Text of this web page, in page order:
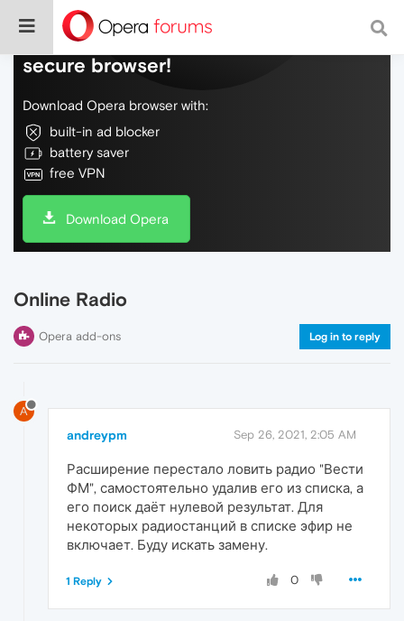
Do more on the web, with a fast and
secure browser!
Download Opera browser with:
built-in ad blocker
battery saver
free VPN
Download Opera
Online Radio
Opera add-ons Log in to reply
A
andreypm Sep 26, 2021, 2:05 AM
Расширение перестало ловить радио "Вести
ФМ", самостоятельно удалив его из списка, а
его поиск даёт нулевой результат. Для
некоторых радиостанций в списке эфир не
включает. Буду искать замену.
0
1 Reply